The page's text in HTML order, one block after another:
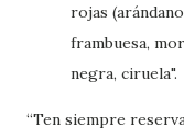
rojas
frambuesa,
negra, ciruela".
“Ten siempre